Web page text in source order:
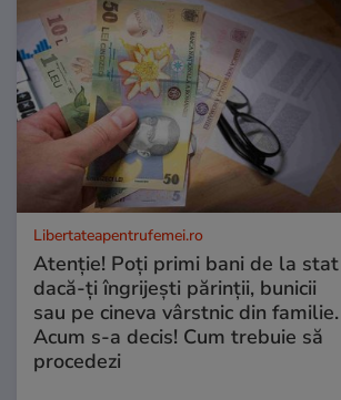
Libertateapentrufemei.ro
Atenție! Poți primi bani de la stat
dacă-ți îngrijești părinții, bunicii
sau pe cineva vârstnic din familie.
Acum s-a decis! Cum trebuie să
procedezi